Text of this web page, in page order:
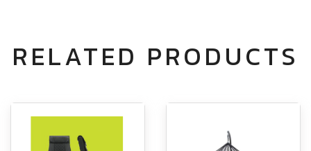
RELATED PRODUCTS